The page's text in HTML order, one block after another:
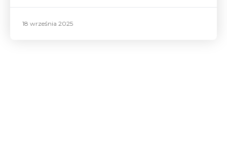
18 września 2025